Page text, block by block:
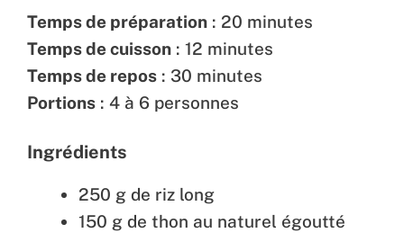
Temps de préparation : 20 minutes
Temps de cuisson : 12 minutes
Temps de repos : 30 minutes
Portions : 4 à 6 personnes
Ingrédients
250 g de riz long
150 g de thon au naturel égoutté